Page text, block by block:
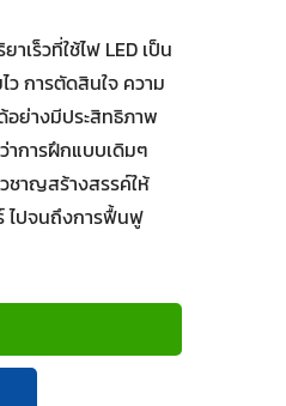
ร็วที่ใช้ไฟ LED เป็น
การตัดสินใจ ความ
อย่างมีประสิทธิภาพ
าการฝึกแบบเดิมๆ
ชาญสร้างสรรค์ให้
ไปจนถึงการฟื้นฟู